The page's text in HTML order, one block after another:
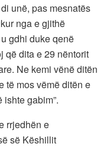
unë, pas mesnatës
nga e gjithë
gdhi duke qenë
që dita e 29 nëntorit
Ne kemi vënë ditën
të mos vëmë ditën e
gabim”.
rrjedhën e
së Këshillit